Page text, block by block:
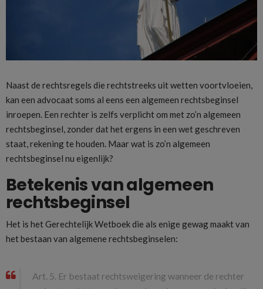
Naast de rechtsregels die rechtstreeks uit wetten voortvloeien,
kan een advocaat soms al eens een algemeen rechtsbeginsel
inroepen. Een rechter is zelfs verplicht om met zo’n algemeen
rechtsbeginsel, zonder dat het ergens in een wet geschreven
staat, rekening te houden. Maar wat is zo’n algemeen
rechtsbeginsel nu eigenlijk?
Betekenis van algemeen
rechtsbeginsel
Het is het Gerechtelijk Wetboek die als enige gewag maakt van
het bestaan van algemene rechtsbeginselen:
Art. 5. Er bestaat rechtsweigering wanneer de rechter